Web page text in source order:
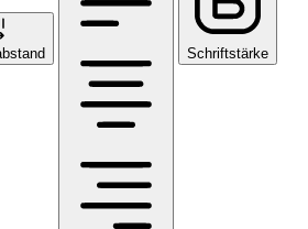
Schriftstärke